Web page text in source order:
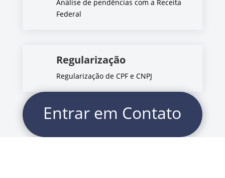
Análise de pendências com a Receita
Federal
Regularização
Regularização de CPF e CNPJ
Entrar em Contato